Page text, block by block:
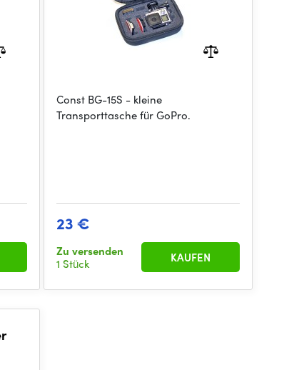
Const BG-15S - kleine
Transporttasche für GoPro.
23 €
Zu versenden
1 Stück
KAUFEN